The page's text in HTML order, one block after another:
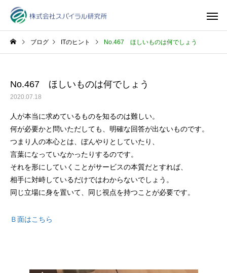
ブログ ITのヒント No.467 ほしいものは何でしょう
No.467 ほしいものは何でしょう
2020.07.18
人が本当に求めているものを知るのは難しい。
何が必要かと問いただしても、明確な回答が出ないものです。
つまり人の本心とは、ぼんやりとしていたり、
言葉になっていなかったりするのです。
それを形にしていくことがサービスの本質だとすれば、
相手に対峙しているだけではわからないでしょう。
同じ立場に身を置いて、同じ視点を持つことが必要です。
Ｂ面はこちら